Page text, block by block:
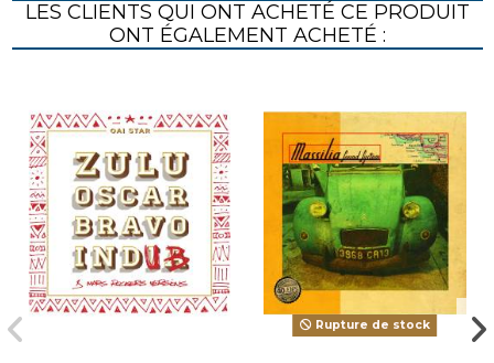
LES CLIENTS QUI ONT ACHETÉ CE PRODUIT
ONT ÉGALEMENT ACHETÉ :
Rupture de stock